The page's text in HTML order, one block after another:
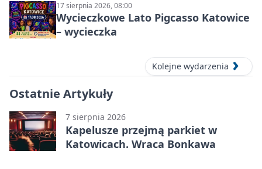
17 sierpnia 2026, 08:00
Wycieczkowe Lato Pigcasso Katowice
– wycieczka
Kolejne wydarzenia
Ostatnie Artykuły
7 sierpnia 2026
Kapelusze przejmą parkiet w
Katowicach. Wraca Bonkawa